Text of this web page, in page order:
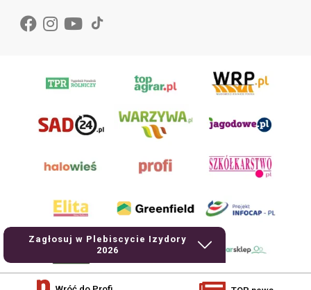
Zagłosuj w Plebiscycie Izydory
2026